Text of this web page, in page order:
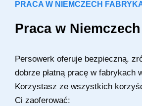
PRACA W NIEMCZECH
Praca w
Persowerk oferuje bezpieczną,
dobrze płatną pracę w fabrykach
Korzystasz ze wszystkich
Ci zaoferować: